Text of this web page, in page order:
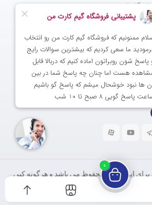
0
گارنا
از 9 صبح تا 11 شب
برای این سایت محفوظ می باشد و هرگونه کپی
خواهد گرفت.